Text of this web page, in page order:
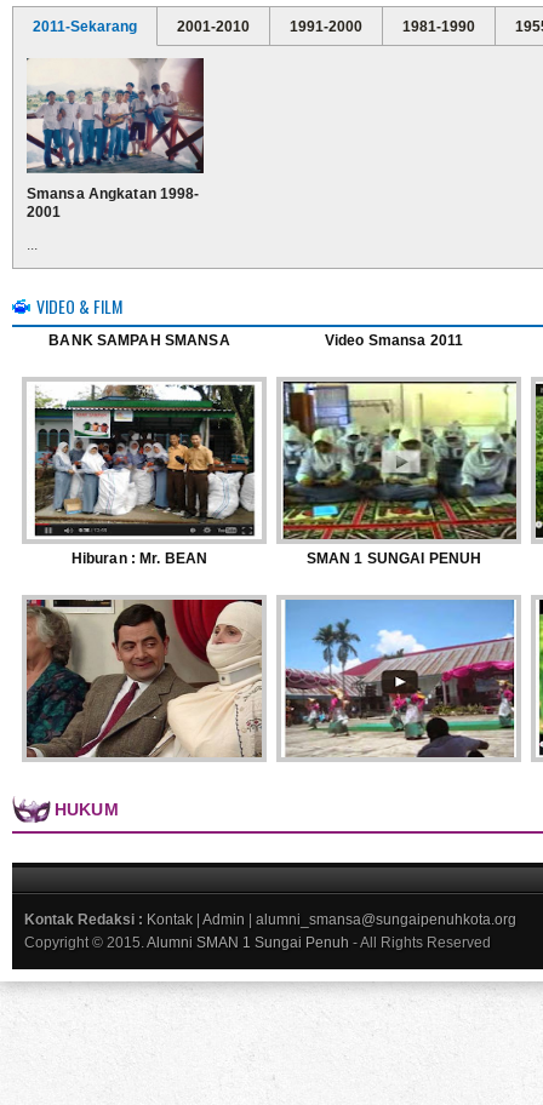
2011-Sekarang 2001-2010 1991-2000 1981-1990
Smansa Angkatan 1998-
2001
...
VIDEO & FILM
BANK SAMPAH SMANSA Video Smansa 2011
Hiburan : Mr. BEAN SMAN 1 SUNGAI PENUH
HUKUM
Kontak Redaksi : Kontak Admin
alumni_smansa@sungaipenuhkota.org
Copyright © 2015.Alumni SMAN 1 Sungai Penuh - All Rights Reserved